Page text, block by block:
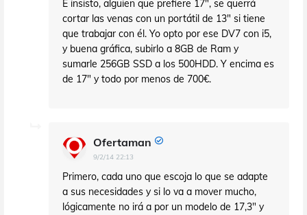
E insisto, alguien que prefiere 17", se querrá
cortar las venas con un portátil de 13" si tiene
que trabajar con él. Yo opto por ese DV7 con i5,
y buena gráfica, subirlo a 8GB de Ram y
sumarle 256GB SSD a los 500HDD. Y encima es
de 17" y todo por menos de 700€.
Ofertaman
9/2/14 22:13
Primero, cada uno que escoja lo que se adapte
a sus necesidades y si lo va a mover mucho,
lógicamente no irá a por un modelo de 17,3" y